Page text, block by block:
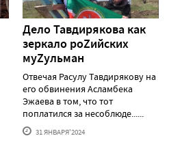
Дело Тавдирякова как
зеркало роZийских
муZульман
Отвечая Расулу Тавдирякову на
его обвинения Асламбека
Эжаева в том, что тот
поплатился за несоблюде......
31 ЯНВАРЯ'2024